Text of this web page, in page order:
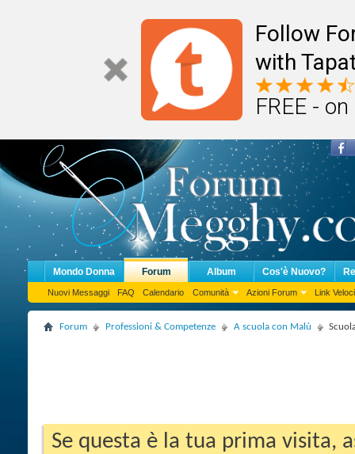
Follow
with
FREE -
Mondo Donna Forum
Nuovi Messaggi FAQ Calendario Comunità Azioni Forum Link Veloci
Album Cos'è Nuovo?
Forum Professioni & Competenze A scuola con Malù
Se questa è la tua prima visita,